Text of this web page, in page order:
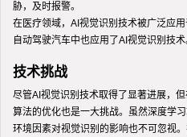
胁，及时报警。
在医疗领域，AI视觉识别技术被广泛应
自动驾驶汽车中也应用了AI视觉识别技
技术挑战
尽管AI视觉识别技术取得了显著进展，
算法的优化也是一大挑战。虽然深度学
环境因素对视觉识别的影响也不可忽视